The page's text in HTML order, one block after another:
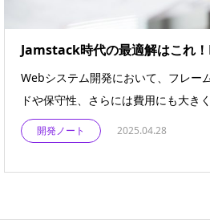
Jamstack時代の最適解はこれ
Webシステム開発において、フレー
ドや保守性、さらには費用にも大き
開発ノート 2025.04.28